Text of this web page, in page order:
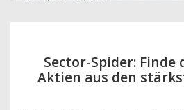
Sector-Spider:
Aktien aus den